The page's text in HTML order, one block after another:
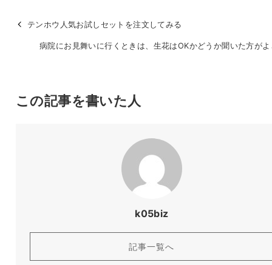
テンホウ人気お試しセットを注文してみる
病院にお見舞いに行くときは、生花はOKかどうか聞いた方が
この記事を書いた人
k05biz
記事一覧へ